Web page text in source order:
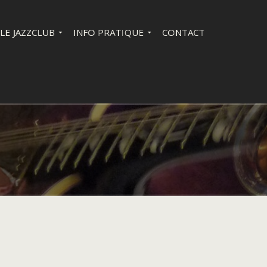
LE JAZZCLUB INFO PRATIQUE CONTACT